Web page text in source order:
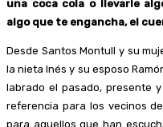
una coca cola o llevarle
algo que te engancha, el
Desde Santos Montull y su
la nieta Inés y su esposo
labrado el pasado, presente
referencia para los vecinos
para aquellos que han